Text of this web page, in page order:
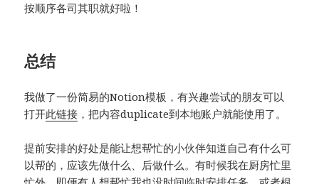
按顺序各司其职就好啦！
总结
我做了一份简易的Notion模板，有兴趣尝试的朋友可以
打开此链接 ，把内容duplicate到本地账户就能使用了。
提前安排的好处是能让想帮忙的小伙伴知道自己有什么可
以帮的，应该先做什么、后做什么。有时候我在厨房忙里